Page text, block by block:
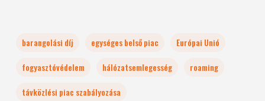
barangolási díj egységes belső piac
Európai Unió
fogyasztóvédelem
hálózatsemlegesség
roaming
távközlési piac szabályozása